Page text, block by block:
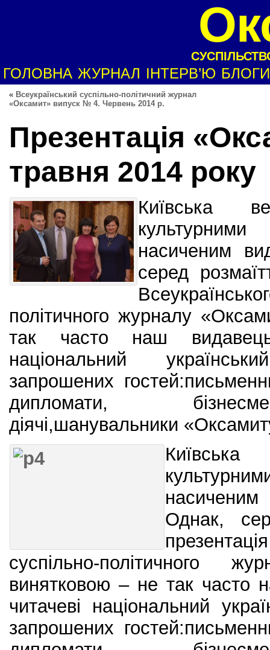
ГОЛОВНА ЖУРНАЛ ІНТЕРВ’Ю БЛОГИ
« Всеукраїнський суспільно-політичний журнал
«Оксамит» випуск № 4. Червень 2014 р.
Презентація
травня 2014 року
Київська
насиченим
серед
політичного журналу
так часто наш
національний
запрошених
дипломати,
діячі,шанувальники
Однак,
суспільно-політичного
винятковою – не так часто
читачеві національний
запрошених